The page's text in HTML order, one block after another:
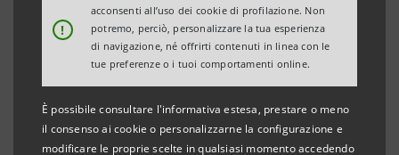
!
acconsenti all’uso dei cookie di profilazione. Non
potremo, perciò, personalizzare la tua esperienza
di navigazione, né offrirti contenuti in linea con le
tue preferenze o i tuoi comportamenti online.
È possibile consultare l'informativa estesa, prestare o meno
il consenso ai cookie o personalizzarne la configurazione e
modificare le proprie scelte in qualsiasi momento accedendo
La musica torna dal vivo e Piano City Milano festeggia
viaggio. Un traguardo che ha visto protagonisti alcuni
dei pianisti nazionali ed internazionali più famosi al